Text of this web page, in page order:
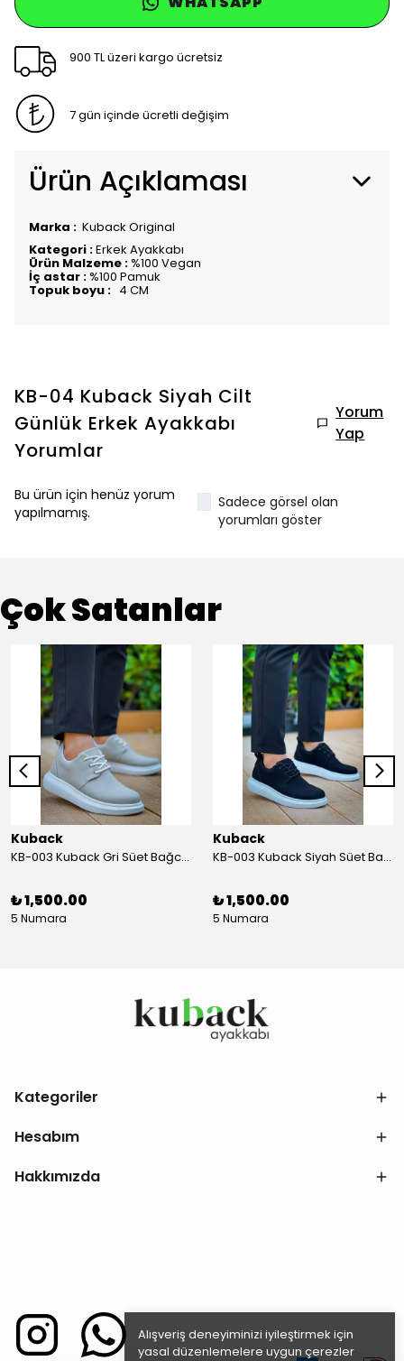
Alışveriş deneyiminizi iyileştirmek için
yasal düzenlemelere uygun çerezler
900 TL üzeri kargo ücretsiz
7 gün içinde ücretli değişim
Ürün Açıklaması
Marka : Kuback Original
Kategori :Erkek Ayakkabı
Ürün Malzeme :%100 Vegan
İç astar :%100 Pamuk
Topuk boyu : 4 CM
KB-04 Kuback Siyah Cilt
Günlük Erkek Ayakkabı
Yorumlar
Yorum
Yap
Bu ürün için henüz yorum
yapılmamış.
Sadece görsel olan
yorumları göster
Çok Satanlar
Kuback
KB-003 Kuback Gri Süet Bağcıklı Günlük Erkek Ayakkabı
₺ 1,500.00
5 Numara
Kuback
KB-003 Kuback Siyah Süet Bağcıklı Günlük Erkek Ayakkabı
₺ 1,500.00
5 Numara
Kategoriler
Hesabım
Hakkımızda